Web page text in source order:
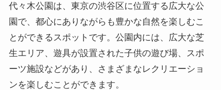
代々木公園は、東京の渋谷区に位置する広大な公
園で、都心にありながらも豊かな自然を楽しむこ
とができるスポットです。公園内には、広大な芝
生エリア、遊具が設置された子供の遊び場、スポ
ーツ施設などがあり、さまざまなレクリエーショ
ンを楽しむことができます。